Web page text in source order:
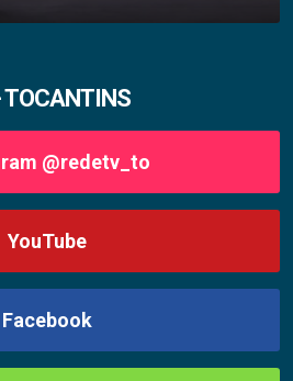
@redetv_to
YouTube
Facebook